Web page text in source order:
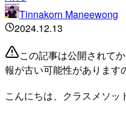
Tinnakorn Maneewong
2024.12.13
この記事は公開されて
報が古い可能性があります
こんにちは、クラスメソッ